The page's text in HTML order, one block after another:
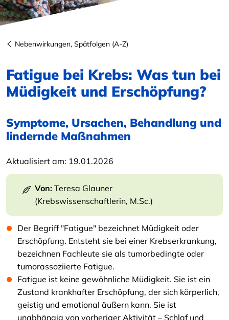
Nebenwirkungen, Spätfolgen (A-Z)
Fatigue bei Krebs: Was tun bei
Müdigkeit und Erschöpfung?
Symptome, Ursachen, Behandlung und
lindernde Maßnahmen
Aktualisiert am: 19.01.2026
Von: Teresa Glauner
(Krebswissenschaftlerin, M.Sc.)
Der Begriff "Fatigue" bezeichnet Müdigkeit oder
Erschöpfung. Entsteht sie bei einer Krebserkrankung,
bezeichnen Fachleute sie als tumorbedingte oder
tumorassoziierte Fatigue.
Fatigue ist keine gewöhnliche Müdigkeit. Sie ist ein
Zustand krankhafter Erschöpfung, der sich körperlich,
geistig und emotional äußern kann. Sie ist
unabhängig von vorheriger Aktivität – Schlaf und